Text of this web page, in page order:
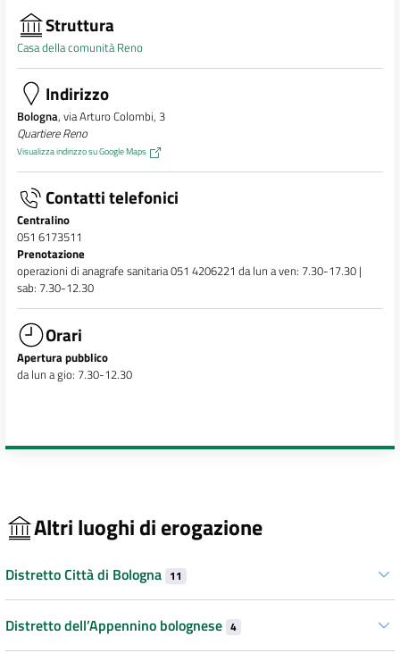
Struttura
Casa della comunità Reno
Indirizzo
Bologna, via Arturo Colombi, 3
Quartiere Reno
Visualizza indirizzo su Google Maps
Contatti telefonici
Centralino
051 6173511
Prenotazione
operazioni di anagrafe sanitaria 051 4206221 da lun a ven: 7.30-17.30 |
sab: 7.30-12.30
Orari
Apertura pubblico
da lun a gio: 7.30-12.30
Altri luoghi di erogazione
Distretto Città di Bologna 11
Distretto dell’Appennino bolognese 4